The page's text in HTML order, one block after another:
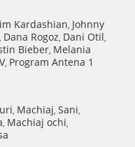
Kardashian, Johnny
, Dana Rogoz, Dani Otil,
Bieber, Melania
, Program Antena 1
, Machiaj, Sani,
, Machiaj ochi,